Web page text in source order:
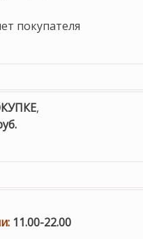
покупателя
,
11.00-22.00